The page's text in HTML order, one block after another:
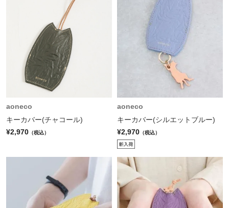
aoneco
キーカバー(チャコール)
¥2,970 （税込）
aoneco
キーカバー(シルエットブルー)
¥2,970 （税込）